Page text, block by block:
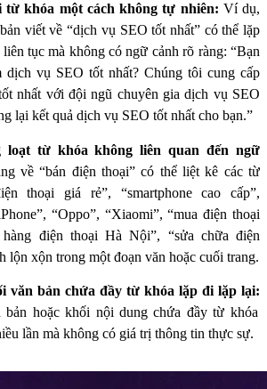
khóa một cách không tự nhiên: Ví dụ,
viết về “dịch vụ SEO tốt nhất” có thể lặp
tục mà không có ngữ cảnh rõ ràng: “Bạn
dịch vụ SEO tốt nhất? Chúng tôi cung cấp
nhất với đội ngũ chuyên gia dịch vụ SEO
lại kết quả dịch vụ SEO tốt nhất cho bạn.”
loạt từ khóa không liên quan đến ngữ
về “bán điện thoại” có thể liệt kê các từ
thoại giá rẻ”, “smartphone cao cấp”,
“Oppo”, “Xiaomi”, “mua điện thoại
hàng điện thoại Hà Nội”, “sửa chữa điện
lộn xộn trong một đoạn văn hoặc cuối trang.
văn bản chứa đầy từ khóa lặp đi lặp lại:
bản hoặc khối nội dung chứa đầy từ khóa
lần mà không có giá trị thông tin thực sự.